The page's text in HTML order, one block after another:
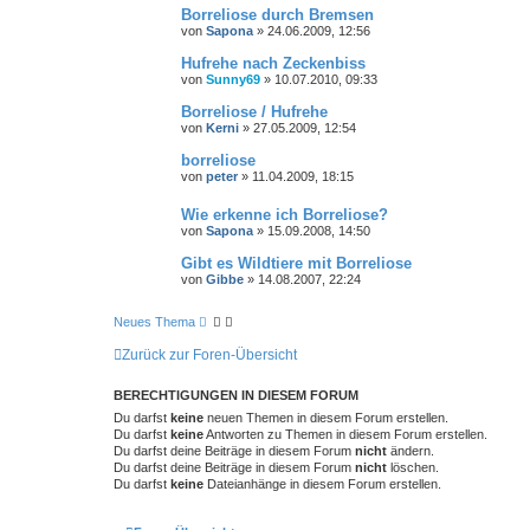
Borreliose durch Bremsen
von Sapona » 24.06.2009, 12:56
Hufrehe nach Zeckenbiss
von Sunny69 » 10.07.2010, 09:33
Borreliose / Hufrehe
von Kerni » 27.05.2009, 12:54
borreliose
von peter » 11.04.2009, 18:15
Wie erkenne ich Borreliose?
von Sapona» 15.09.2008, 14:50
Gibt es Wildtiere mit Borreliose
von Gibbe » 14.08.2007, 22:24
Neues Thema
Zurück zur Foren-Übersicht
BERECHTIGUNGEN IN DIESEM FORUM
Du darfst keine neuen Themen in diesem Forum erstellen.
Du darfst keineAntworten zu Themen in diesem Forum erstellen.
Du darfst deine Beiträge in diesem Forum nicht ändern.
Du darfst deine Beiträge in diesem Forum nicht löschen.
Du darfst keine Dateianhänge in diesem Forum erstellen.